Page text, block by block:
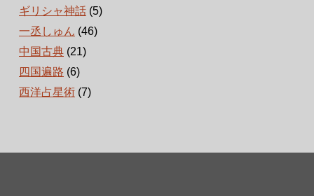
ギリシャ神話 (5)
一丞しゅん (46)
中国古典 (21)
四国遍路 (6)
西洋占星術 (7)